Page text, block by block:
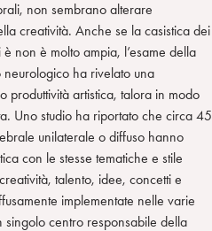
non sembrano alterare
creatività. Anche se la casistica dei
non è molto ampia, l’esame della
ha rivelato una
produttività artistica, talora in modo
Uno studio ha riportato che circa 45
unilaterale o diffuso hanno
con le stesse tematiche e stile
talento, idee, concetti e
implementate nelle varie
centro responsabile della